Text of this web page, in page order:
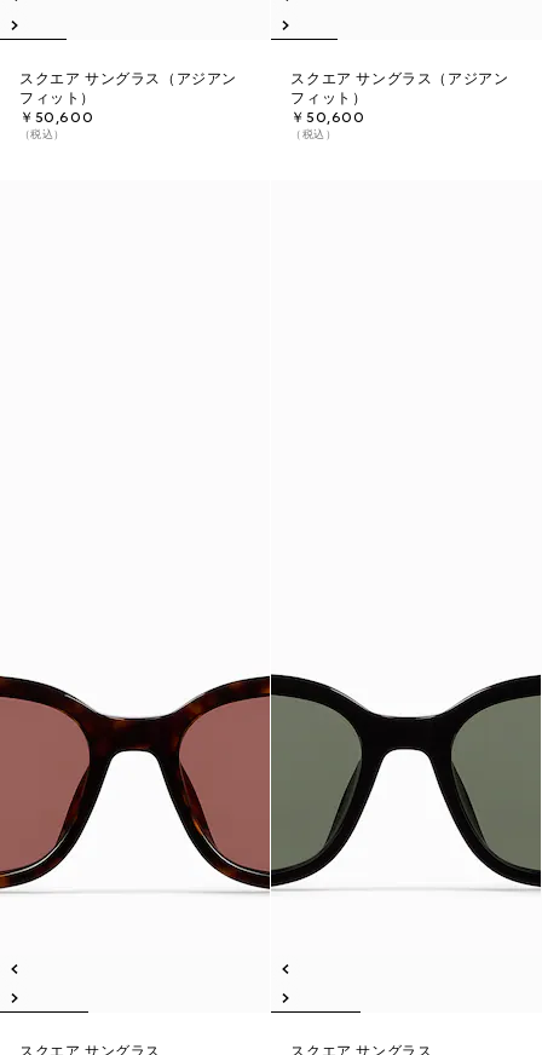
スクエア サングラス（アジアン
フィット）
￥50,600
（税込）
スクエア サングラス（アジアン
フィット）
￥50,600
（税込）
スクエア サングラス
スクエア サングラス